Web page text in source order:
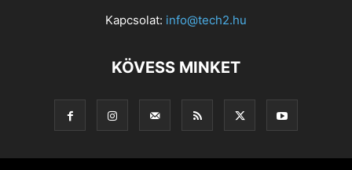
Kapcsolat: info@tech2.hu
KÖVESS MINKET